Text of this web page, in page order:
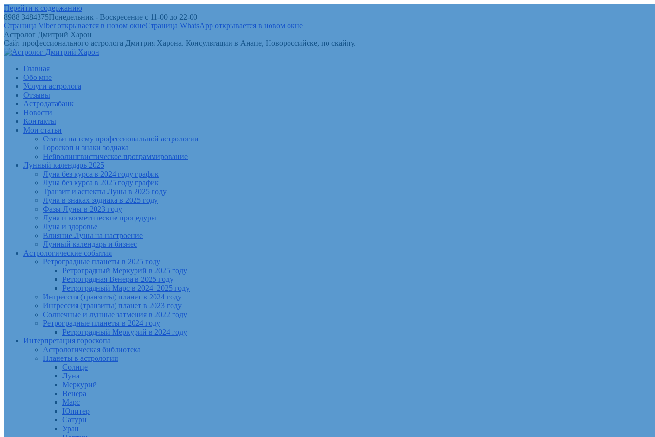
Перейти к содержанию
8988 3484375Понедельник - Воскресение с 11-00 до 22-00
Страница Viber открывается в новом окнеСтраница WhatsApp открывается в новом окне
Астролог Дмитрий Харон
Сайт профессионального астролога Дмитрия Харона. Консультации в Анапе, Новороссийске, по скайпу.
Главная
Обо мне
Услуги астролога
Отзывы
Астродатабанк
Новости
Контакты
Мои статьи
Статьи на тему профессиональной астрологии
Гороскоп и знаки зодиака
Нейролингвистическое программирование
Лунный календарь 2025
Луна без курса в 2024 году график
Луна без курса в 2025 году график
Транзит и аспекты Луны в 2025 году
Луна в знаках зодиака в 2025 году
Фазы Луны в 2023 году
Луна и косметические процедуры
Луна и здоровье
Влияние Луны на настроение
Лунный календарь и бизнес
Астрологические события
Ретроградные планеты в 2025 году
Ретроградный Меркурий в 2025 году
Ретроградная Венера в 2025 году
Ретроградный Марс в 2024–2025 году
Ингрессия (транзиты) планет в 2024 году
Ингрессия (транзиты) планет в 2023 году
Солнечные и лунные затмения в 2022 году
Ретроградные планеты в 2024 году
Ретроградный Меркурий в 2024 году
Интерпретация гороскопа
Астрологическая библиотека
Планеты в астрологии
Солнце
Луна
Меркурий
Венера
Марс
Юпитер
Сатурн
Уран